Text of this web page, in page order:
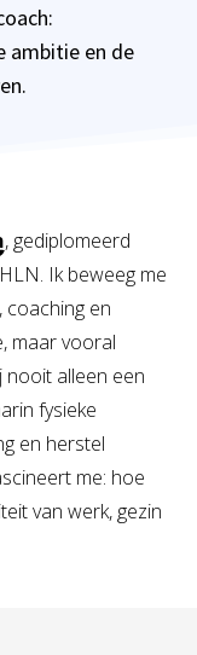
ambitie en de
, gediplomeerd
Ik beweeg me
coaching en
maar vooral
nooit alleen een
fysieke
en herstel
me: hoe
van werk, gezin